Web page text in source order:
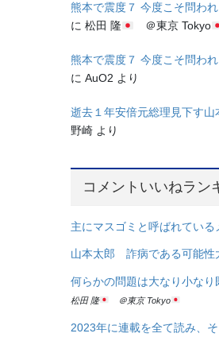
熊本で震度７ 今度こそ問わ
に松田 隆 ＠東京 Tokyo
熊本で震度７ 今度こそ問わ
にAuO2 より
逝去１年安倍元総理見下す山
野崎 より
コメントいいねラン
主にマスゴミと呼ばれている
山本太郎 詐病である可能性
何らかの問題は大なり小なり
松田 隆 ＠東京 Tokyo
2023年に連載を全て読み、そ